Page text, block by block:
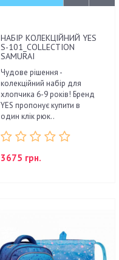
НАБІР КОЛЕКЦІЙНИЙ YES
S-101_COLLECTION
SAMURAI
Чудове рішення -
колекційний набір для
хлопчика 6-9 років! Бренд
YES пропонує купити в
один клік рюк..
3675 грн.